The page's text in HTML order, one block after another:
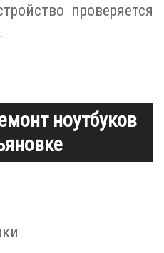
проверяется
ноутбуков